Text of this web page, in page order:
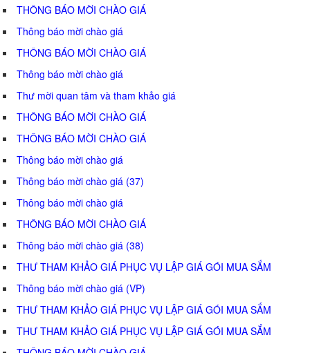
THÔNG BÁO MỜI CHÀO GIÁ
Thông báo mời chào giá
THÔNG BÁO MỜI CHÀO GIÁ
Thông báo mời chào giá
Thư mời quan tâm và tham khảo giá
THÔNG BÁO MỜI CHÀO GIÁ
THÔNG BÁO MỜI CHÀO GIÁ
Thông báo mời chào giá
Thông báo mời chào giá (37)
Thông báo mời chào giá
THÔNG BÁO MỜI CHÀO GIÁ
Thông báo mời chào giá (38)
THƯ THAM KHẢO GIÁ PHỤC VỤ LẬP GIÁ GÓI MUA SẮM
Thông báo mời chào giá (VP)
THƯ THAM KHẢO GIÁ PHỤC VỤ LẬP GIÁ GÓI MUA SẮM
THƯ THAM KHẢO GIÁ PHỤC VỤ LẬP GIÁ GÓI MUA SẮM